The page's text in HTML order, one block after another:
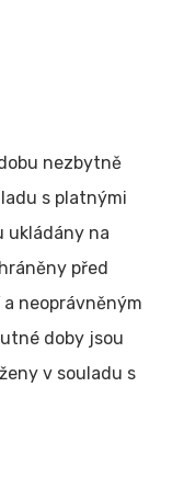
nezbytně
s platnými
ukládány na
před
neoprávněným
doby jsou
v souladu s